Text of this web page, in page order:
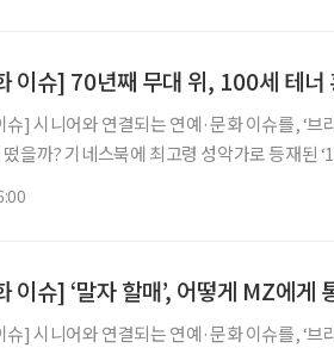
이슈] 70년째 무대 위, 100세 테너
] 시니어와 연결되는 연예·문화 이슈를, ‘브
이슈] ‘말자 할매’, 어떻게 MZ에게
] 시니어와 연결되는 연예·문화 이슈를, ‘브